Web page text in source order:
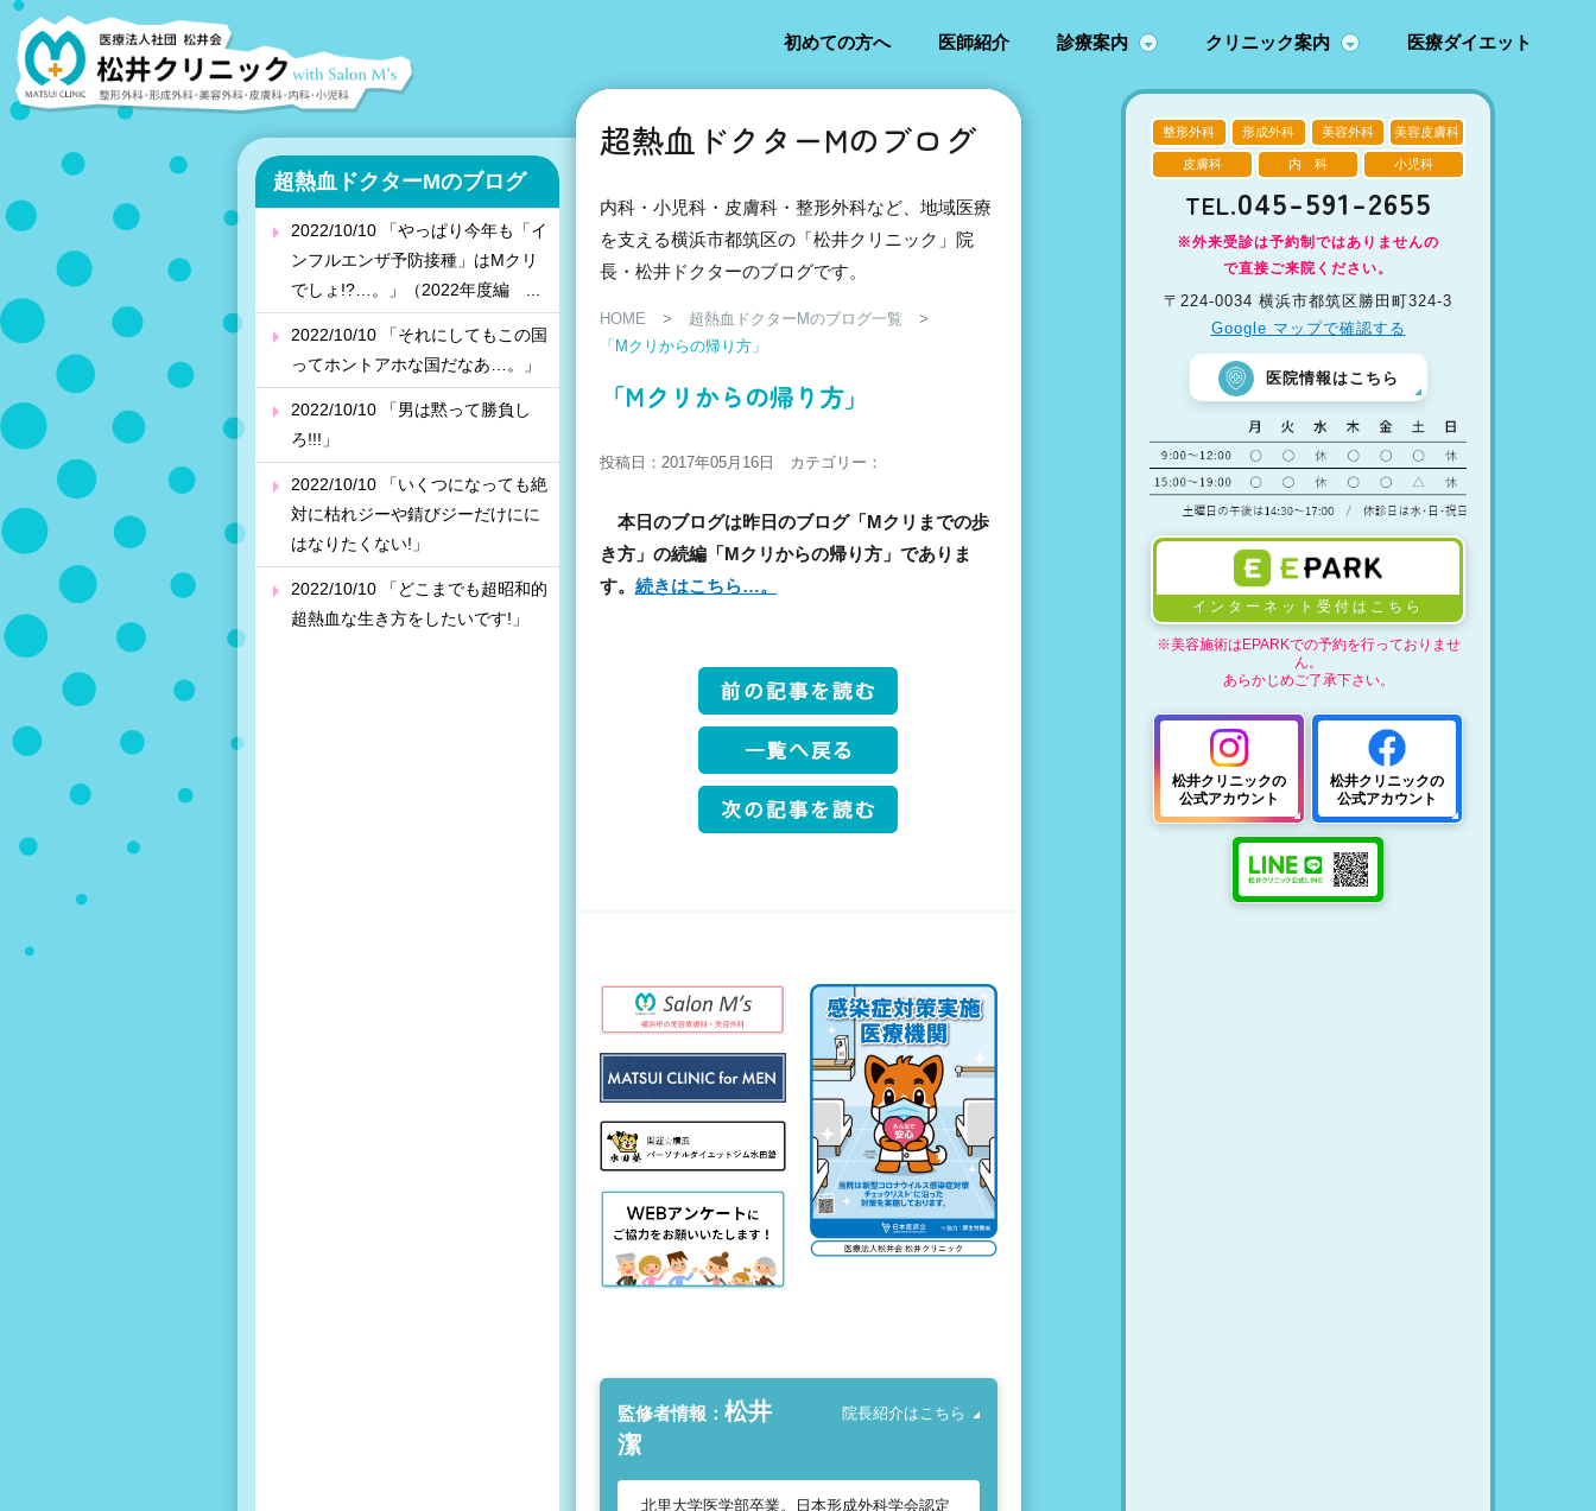
初めての方へ 医師紹介 診療案内 クリニック案内 医療ダイエット
超熱血ドクターMのブログ
2022/10/10 「やっぱり今年も「イ
ンフルエンザ予防接種」はMクリ
でしょ!?…。」（2022年度編 ...
2022/10/10 「それにしてもこの国
ってホントアホな国だなあ…。」
2022/10/10 「男は黙って勝負し
ろ!!!」
2022/10/10 「いくつになっても絶
対に枯れジーや錆びジーだけにに
はなりたくない!」
2022/10/10 「どこまでも超昭和的
超熱血な生き方をしたいです!」
整形外科 形成外科 美容外科 美容皮膚科
皮膚科 内 科 小児科
TEL.045-591-2655
※外来受診は予約制ではありませんの
で直接ご来院ください。
〒224-0034 横浜市都筑区勝田町324-3
Google マップで確認する
医院情報はこちら
インターネット受付はこちら
※美容施術はEPARKでの予約を行っておりませ
ん。
あらかじめご了承下さい。
松井クリニックの
公式アカウント
松井クリニックの
公式アカウント
超熱血ドクターMのブログ
内科・小児科・皮膚科・整形外科など、地域医療
を支える横浜市都筑区の「松井クリニック」院
長・松井ドクターのブログです。
HOME > 超熱血ドクターMのブログ一覧
>
「Mクリからの帰り方」
「Mクリからの帰り方」
投稿日：2017年05月16日 カテゴリー：
本日のブログは昨日のブログ「Mクリまでの歩
き方」の続編「Mクリからの帰り方」でありま
す。 続きはこちら…。
監修者情報： 松井
潔
院長紹介はこちら
北里大学医学部卒業。日本形成外科学会認定